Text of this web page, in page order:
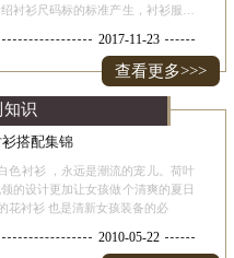
衬衫尺码标的标准产生，衬衫服装
时建议按平时所穿衬衫尺码为准），
2017-11-23
查看更多>>>
识
搭配集锦
色衬衫 ，永远是潮流的宠儿。荷叶
的设计更加让女孩做个清爽的夏日
花衬衫 也是清新女孩装备的必
2010-05-22